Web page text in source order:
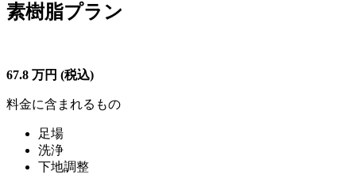
素樹脂プラン
67.8 万円 (税込)
料金に含まれるもの
足場
洗浄
下地調整